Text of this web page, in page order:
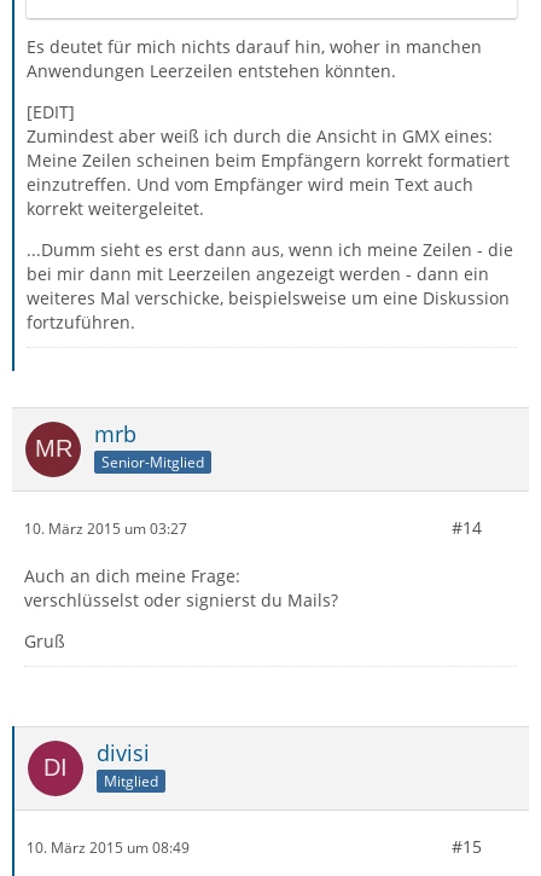
Es deutet für mich nichts darauf hin, woher in manchen
Anwendungen Leerzeilen entstehen könnten.
[EDIT]
Zumindest aber weiß ich durch die Ansicht in GMX eines:
Meine Zeilen scheinen beim Empfängern korrekt formatiert
einzutreffen. Und vom Empfänger wird mein Text auch
korrekt weitergeleitet.
...Dumm sieht es erst dann aus, wenn ich meine Zeilen - die
bei mir dann mit Leerzeilen angezeigt werden - dann ein
weiteres Mal verschicke, beispielsweise um eine Diskussion
fortzuführen.
mrb
Senior-Mitglied
10. März 2015 um 03:27 #14
Auch an dich meine Frage:
verschlüsselst oder signierst du Mails?
Gruß
divisi
Mitglied
10. März 2015 um 08:49 #15